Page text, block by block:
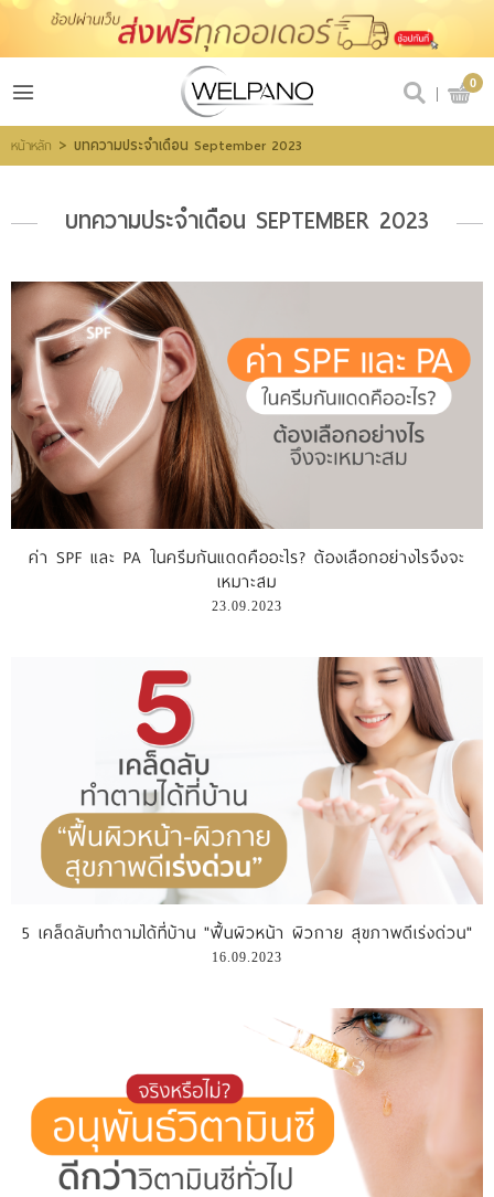
สมัครสมาชิก
สินค้าที่สนใจ (0)
@welpano
สินค้า
ขั้นตอนการสั่งซื้อ
โปรโมชั่น
รีวิวผู้ใช้จริง
0
หน้าหลัก > บทความประจำเดือน September 2023
บทความประจำเดือน SEPTEMBER 2023
ค่า SPF และ PA ในครีมกันแดดคืออะไร? ต้องเลือกอย่างไรจึงจะ
เหมาะสม
23.09.2023
5 เคล็ดลับทำตามได้ที่บ้าน "ฟื้นผิวหน้า ผิวกาย สุขภาพดีเร่งด่วน"
16.09.2023